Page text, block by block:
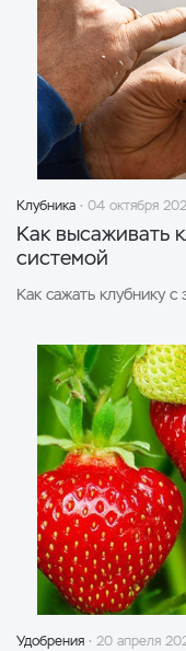
Клубника 04 октября
Как высаживать
системой
Как сажать клубнику
Удобрения 20 апреля